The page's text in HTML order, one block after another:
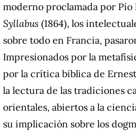
moderno proclamada por Pío
Syllabus (1864), los
sobre todo en Francia,
Impresionados por la
por la crítica bíblica de
la lectura de las tradiciones
orientales, abiertos a la
su implicación sobre los